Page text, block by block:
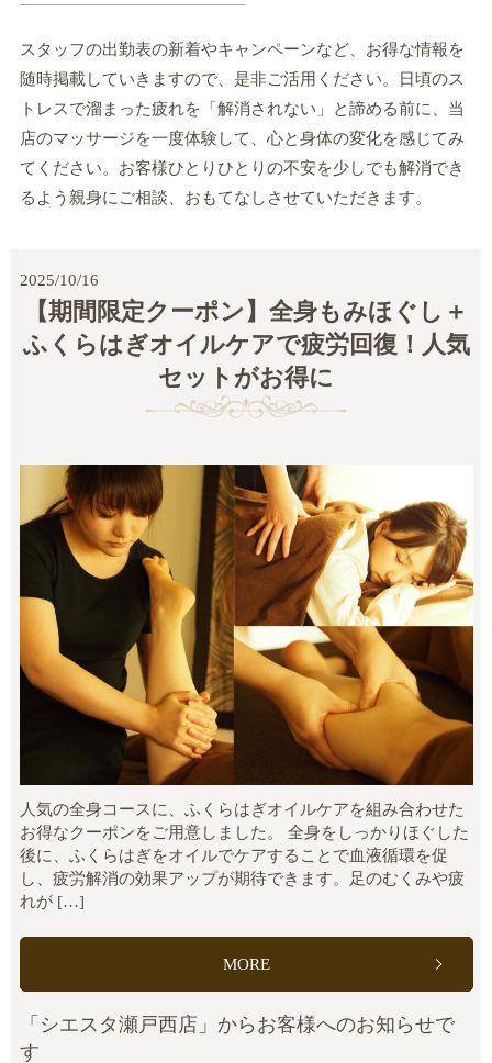
スタッフの出勤表の新着やキャンペーンなど、お得な情報を
随時掲載していきますので、是非ご活用ください。日頃のス
トレスで溜まった疲れを「解消されない」と諦める前に、当
店のマッサージを一度体験して、心と身体の変化を感じてみ
てください。お客様ひとりひとりの不安を少しでも解消でき
るよう親身にご相談、おもてなしさせていただきます。
2025/10/16
【期間限定クーポン】全身もみほぐし＋
ふくらはぎオイルケアで疲労回復！人気
セットがお得に
人気の全身コースに、ふくらはぎオイルケアを組み合わせた
お得なクーポンをご用意しました。 全身をしっかりほぐした
後に、ふくらはぎをオイルでケアすることで血液循環を促
し、疲労解消の効果アップが期待できます。足のむくみや疲
れが […]
MORE
「シエスタ瀬戸西店」からお客様へのお知らせで
す